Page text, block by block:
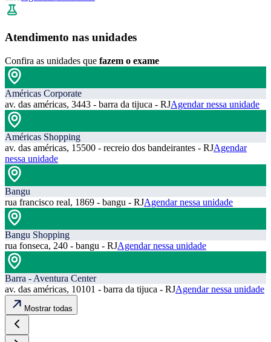
Atendimento nas unidades
Confira as unidades que fazem o exame
Américas Corporate
av. das américas, 3443 - barra da tijuca - RJAgendar nessa unidade
Américas Shopping
av. das américas, 15500 - recreio dos bandeirantes - RJAgendar
nessa unidade
Bangu
rua francisco real, 1869 - bangu - RJAgendar nessa unidade
Bangu Shopping
rua fonseca, 240 - bangu - RJAgendar nessa unidade
Barra - Aventura Center
av. das américas, 10101 - barra da tijuca - RJAgendar nessa unidade
Mostrar todas